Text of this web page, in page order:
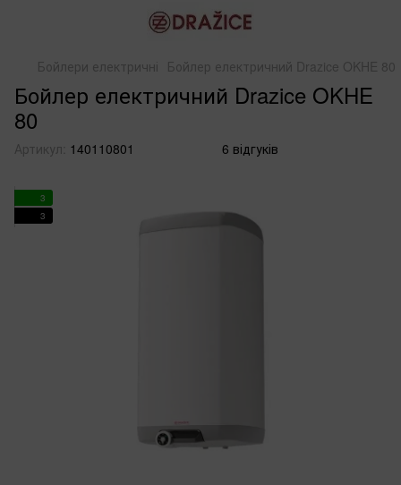
Бойлери електричні Бойлер електричний Drazice OKHE 80
Бойлер електричний Drazice OKHE
80
Артикул: 140110801 6 відгуків
3
3